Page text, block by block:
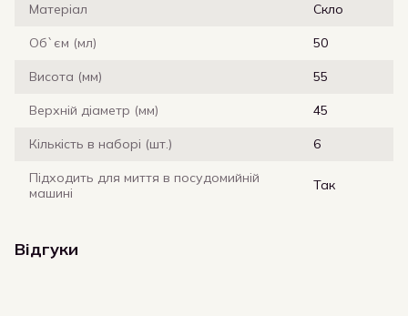
Матеріал Скло
Об`єм (мл) 50
Висота (мм) 55
Верхній діаметр (мм) 45
Кількість в наборі (шт.) 6
Підходить для миття в посудомийній
машині
Так
Відгуки